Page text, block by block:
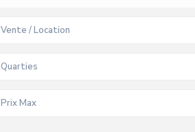
Vente / Location
Quarties